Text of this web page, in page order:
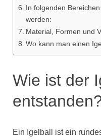
In folgenden
werden:
Material, Formen und
Wo kann man einen
Wie ist der
Ein Igelball ist ein